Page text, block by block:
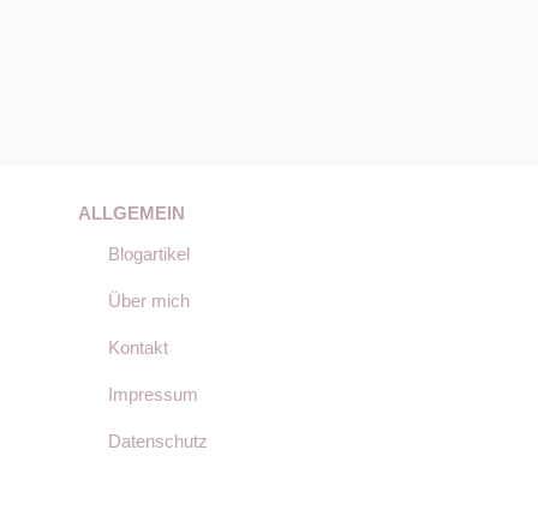
ALLGEMEIN
Blogartikel
Über mich
Kontakt
Impressum
Datenschutz